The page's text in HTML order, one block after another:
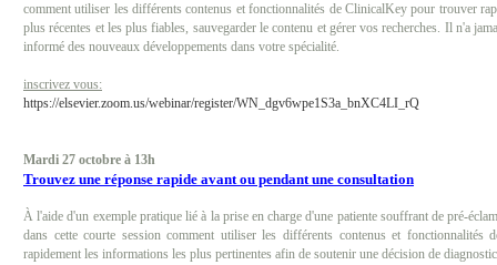
comment utiliser les différents contenus et fonctionnalités de ClinicalKey pour trouver
plus récentes et les plus fiables, sauvegarder le contenu et gérer vos recherches. Il n'a
informé des nouveaux développements dans votre spécialité.
inscrivez vous:
https://elsevier.zoom.us/webinar/register/WN_dgv6wpe1S3a_bnXC4LI_rQ
Mardi 27 octobre à 13h
Trouvez une réponse rapide avant ou pendant une consultation
À l'aide d'un exemple pratique lié à la prise en charge d'une patiente souffrant de pré-
dans cette courte session comment utiliser les différents contenus et fonctionnalités
rapidement les informations les plus pertinentes afin de soutenir une décision de